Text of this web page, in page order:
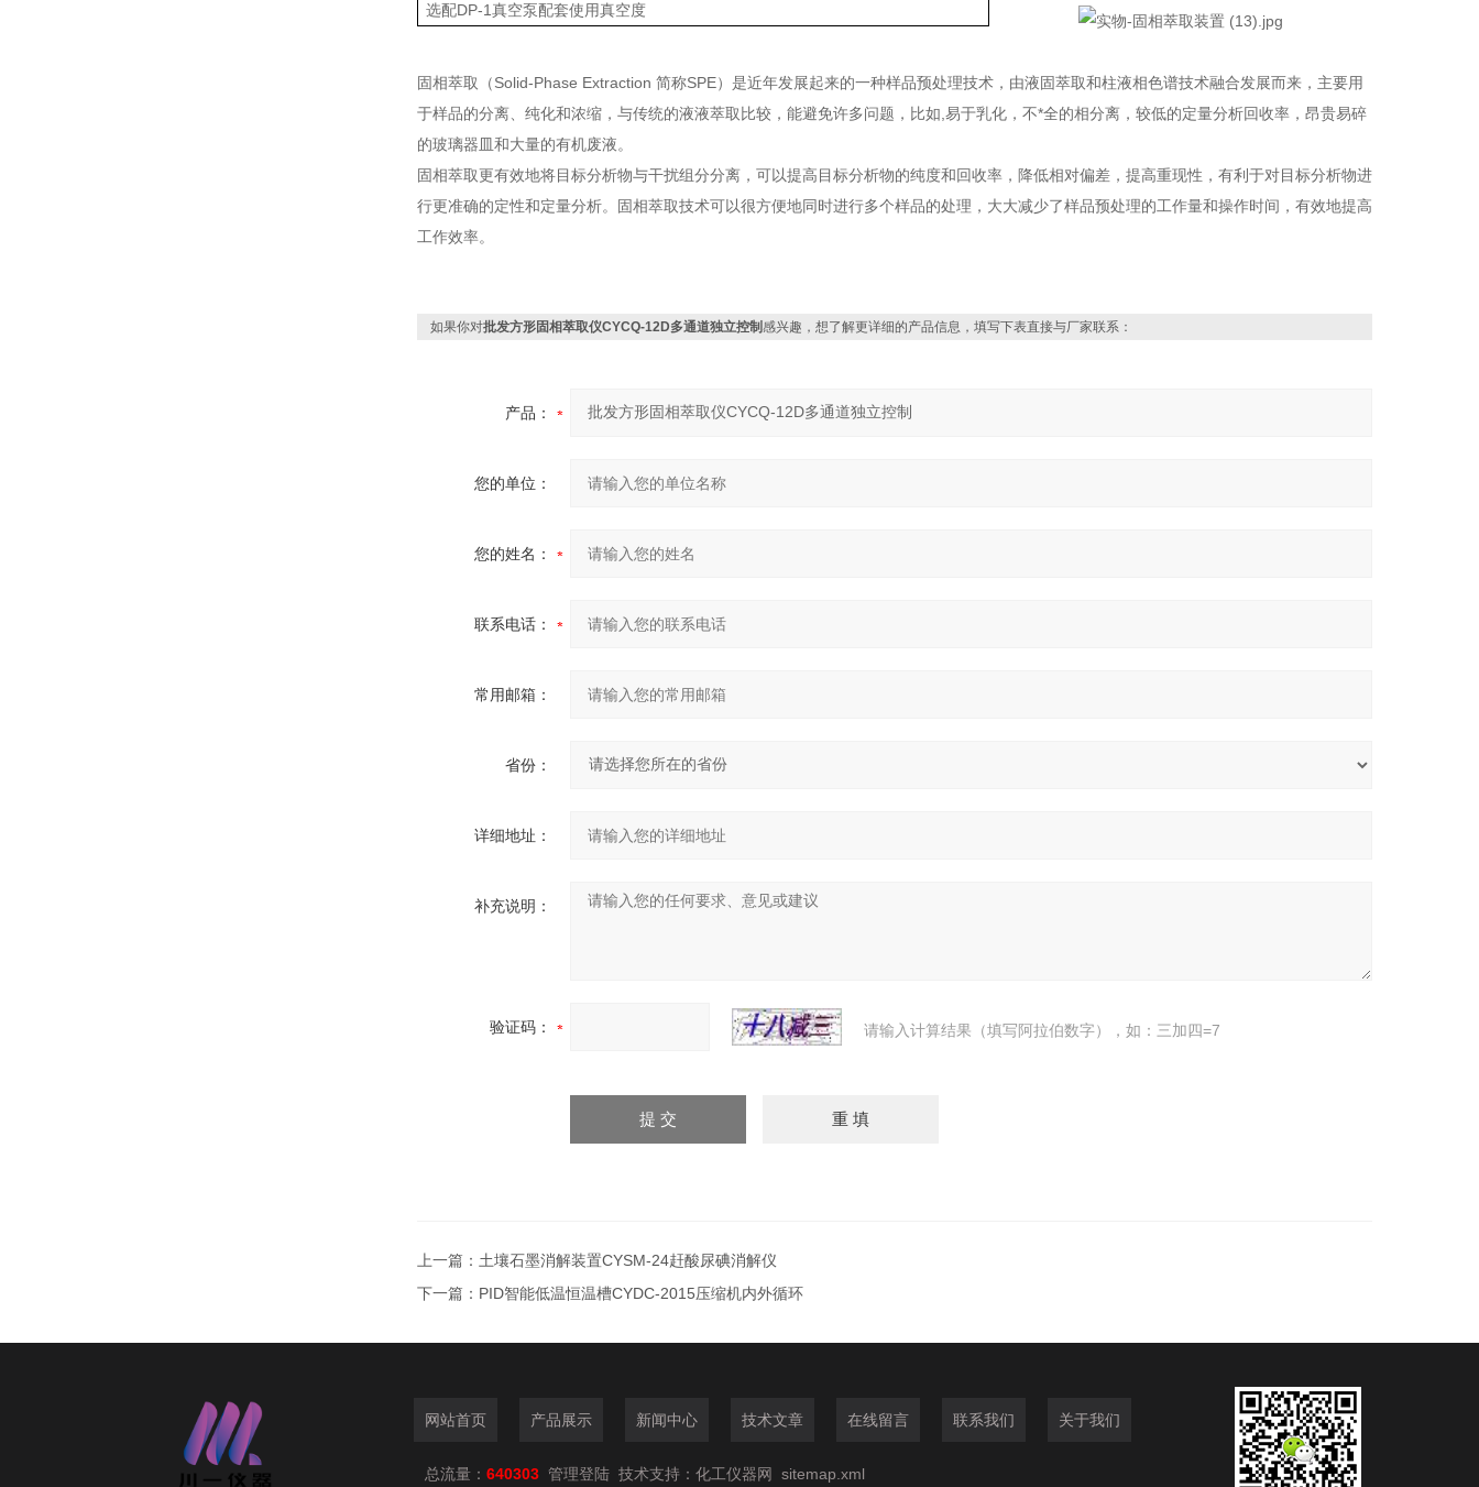
选配DP-1真空泵配套使用真空度
固相萃取（Solid-Phase Extraction 简称SPE）是近年发展起来的一种样品预处理技术，由液固萃取和柱液相色谱技术融合发展而来，主要用
于样品的分离、纯化和浓缩，与传统的液液萃取比较，能避免许多问题，比如,易于乳化，不*全的相分离，较低的定量分析回收率，昂贵易碎
的玻璃器皿和大量的有机废液。
固相萃取更有效地将目标分析物与干扰组分分离，可以提高目标分析物的纯度和回收率，降低相对偏差，提高重现性，有利于对目标分析物进
行更准确的定性和定量分析。固相萃取技术可以很方便地同时进行多个样品的处理，大大减少了样品预处理的工作量和操作时间，有效地提高
工作效率。
如果你对批发方形固相萃取仪CYCQ-12D多通道独立控制感兴趣，想了解更详细的产品信息，填写下表直接与厂家联系：
产品：
您的单位：
您的姓名：
联系电话：
常用邮箱：
省份：
详细地址：
补充说明：
验证码： 请输入计算结果（填写阿拉伯数字），如：三加四=7
上一篇： 土壤石墨消解装置CYSM-24赶酸尿碘消解仪
下一篇： PID智能低温恒温槽CYDC-2015压缩机内外循环
网站首页 产品展示 新闻中心 技术文章 在线留言 联系我们 关于我们
总流量： 640303 管理登陆 技术支持： 化工仪器网 sitemap.xml